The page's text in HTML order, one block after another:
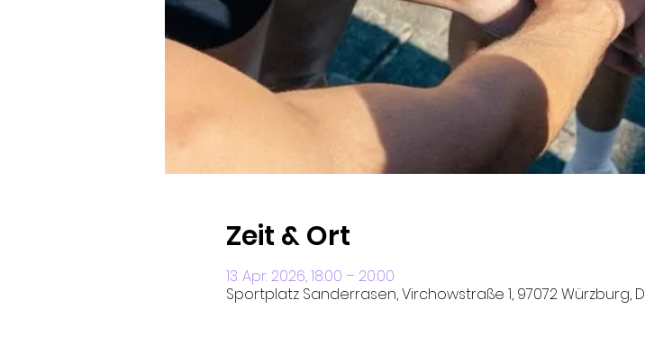
Zeit & Ort
13. Apr. 2026, 18:00 – 20:00
Sportplatz Sanderrasen, Virchowstraße 1, 97072 Würzburg,